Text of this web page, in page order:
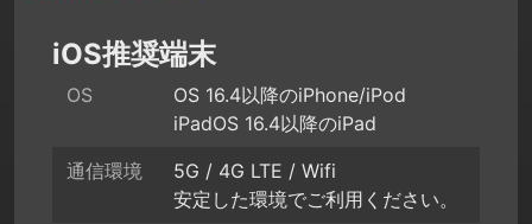
iOS推奨端末
OS
OS 16.4以降のiPhone/iPod
iPadOS 16.4以降のiPad
通信環境
5G / 4G LTE / Wifi
安定した環境でご利用ください。